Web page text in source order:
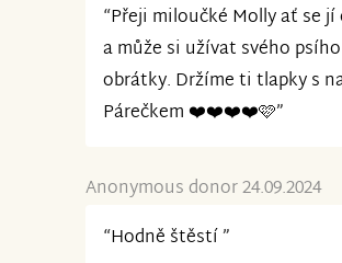
“Přeji miloučké Molly ať se
a může si užívat svého
obrátky. Držíme ti tlapky s
Párečkem ❤️❤️❤️❤️🩷”
Anonymous donor 24.09.2024
“Hodně štěstí ”